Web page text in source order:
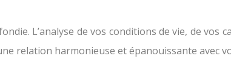
L’analyse de vos conditions de vie, de vos
relation harmonieuse et épanouissante avec